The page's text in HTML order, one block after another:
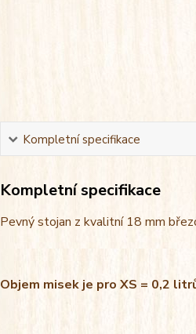
Kompletní specifikace
Kompletní specifikace
Pevný stojan z kvalitní 18 mm
Objem misek je pro XS = 0,2